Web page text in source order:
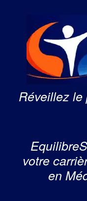
Réveillez
votre
en